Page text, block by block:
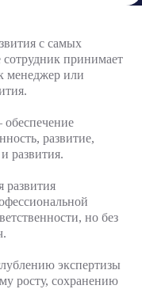
с самых
сотрудник принимает
менеджер или
развитие,
развития.
развития
но без
экспертизы
росту, сохранению